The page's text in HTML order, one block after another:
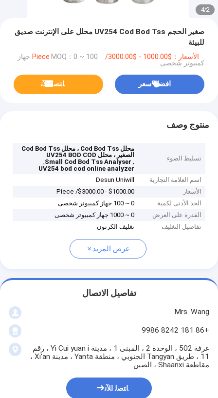
2
/
4
صغير الحجم UV254 Cod Bod Tss محلل على الإنترنت صديق
للبيئة
الأسعار：$1000.00 - $3000.00/ Piece MOQ：0 ~ 100 جهاز
كمبيوتر شخصى
افضل سعر ﺎﺘﺼﻟ ﺍﻶﻧ
منتوج وصف
تسليط الضوء
محلل Cod Bod Tss ، محلل Cod Bod Tss
الصغير ، محلل UV254 BOD COD
,
Small Cod Bod Tss Analyser
,
UV254 bod cod online analyzer
اسم العلامة التجارية
Desun Uniwill
الأسعار
$1000.00 - $3000.00/ Piece
الحد الأدنى لكمية
0 ~ 100 جهاز كمبيوتر شخصى
القدرة على العرض
0 ~ 1000 جهاز كمبيوتر شخصى
تفاصيل التغليف
تغليف الكرتون
عرض المزيد
تفاصيل الاتصال
Mrs. Wang
+86 181 8242 9986
غرفة 502 ، الوحدة 2 ، المبنى 1 ، مدينة Yi Cui yuan i ، رقم
11 ، طريق Tangyan الجنوبي ، منطقة Yanta ، مدينة Xi'an ،
مقاطعة Shaanxi ، الصين.
ﺎﺘﺼﻟ ﺍﻶﻧ